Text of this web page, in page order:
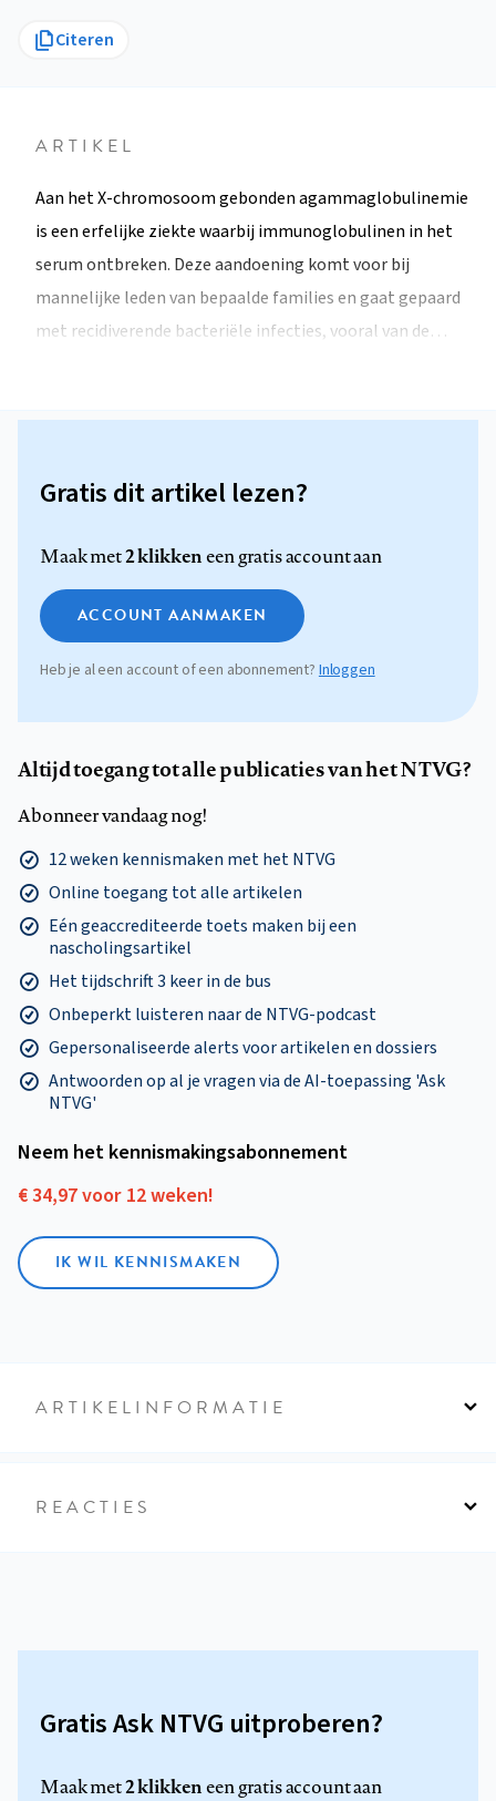
Citeren
ARTIKEL
Aan het X-chromosoom gebonden agammaglobulinemie
is een erfelijke ziekte waarbij immunoglobulinen in het
serum ontbreken. Deze aandoening komt voor bij
mannelijke leden van bepaalde families en gaat gepaard
met recidiverende bacteriële infecties, vooral van de…
Gratis dit artikel lezen?
Maak met2 klikkeneen gratis account aan
ACCOUNT AANMAKEN
Heb je al een account of een abonnement? Inloggen
Altijd toegang tot alle publicaties van het NTVG?
Abonneer vandaag nog!
12 weken kennismaken met het NTVG
Online toegang tot alle artikelen
Eén geaccrediteerde toets maken bij een
nascholingsartikel
Het tijdschrift 3 keer in de bus
Onbeperkt luisteren naar de NTVG-podcast
Gepersonaliseerde alerts voor artikelen en dossiers
Antwoorden op al je vragen via de AI-toepassing 'Ask
NTVG'
Neem het kennismakings­abonnement
€ 34,97 voor 12 weken!
IK WIL KENNISMAKEN
ARTIKELINFORMATIE
REACTIES
Gratis Ask NTVG uitproberen?
Maak met2 klikkeneen gratis account aan